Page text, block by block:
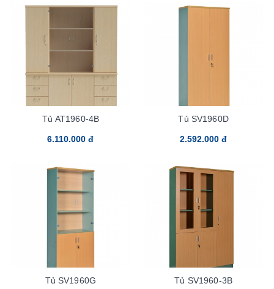
Tủ AT1960-4B
6.110.000 đ
Tủ SV1960D
2.592.000 đ
Tủ SV1960G Tủ SV1960-3B